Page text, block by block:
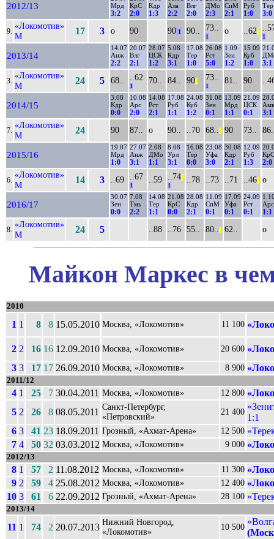
2012/13
Мрд
3:2
КрС
2:0
Кдр
1:3
Ала
2:2
Влг
2:0
ДМо
2:3
СпМ
2:1
Руб
1:0
Тер
3:0
9.
«Локомотив»
М
17 3 о 90 90 1 90.. 73..
1
о ..62
1
2013/14
14.07
Анж
2:2
20.07
Влг
2:1
28.07
ЦСК
1:2
5.08
Кдр
3:1
17.08
Тер
1:0
26.08
Рст
5:0
1.09
Зен
1:2
15.09
Куб
1:0 3:1
3.
«Локомотив»
М
24 5 68.. ..62
1
70.. 84.. 90 73..
1
81.. 90
2014/15
3.08
Кдр
0:0
10.08
Арс
2:0
14.08
Рст
2:1
17.08
Руб
1:1
24.08
Куб
1:2
31.08
Зен
0:1
13.09
Мрд
1:1
21.09
ЦСК
0:1
Амк
3:1
7.
«Локомотив»
М
24 90 87.. о 90.. ..70 68.. 90 73..
2015/16
19.07
Мрд
1:0
27.07
Анж
3:1
2.08
ДМо
1:1
8.08
Урл
3:1
16.08
Тер
0:0
23.08
Уфа
3:0
30.08
Кдр
2:1
12.09
Руб
1:3
КрС
2:0
6.
«Локомотив»
М
14 3 ..69 ..67
1
..59 ..74
1
..78 ..73 ..71 ..46 о
2016/17
30.07
Зен
0:0
7.08
Тмь
2:2
14.08
Тер
1:1
21.08
КрС
0:0
28.08
Кдр
2:1
11.09
СпМ
0:1
17.09
Уфа
0:1
24.09
Рст
0:1
Арс
1:1
8.
«Локомотив»
М
24 5 ..88 ..76 55.. 80.. 62.. о
Майкон Маркес в
2010
1 1 8 8 15.05.2010 Москва, «Локомотив» 11 100
2 2 16 16 12.09.2010 Москва, «Локомотив» 20 600
3 3 17 17 26.09.2010 Москва, «Локомотив» 8 900
2011/12
4 1 25 7 30.04.2011 Москва, «Локомотив» 12 800
5 2 26 8 08.05.2011 Санкт-Петербург,
«Петровский»
21 400
1:1
6 3 41 23 18.09.2011 Грозный, «Ахмат-Арена» 12 500
7 4 50 32 03.03.2012 Москва, «Локомотив» 9 000
2012/13
8 1 57 2 11.08.2012 Москва, «Локомотив» 11 300
9 2 59 4 25.08.2012 Москва, «Локомотив» 12 400
10 3 61 6 22.09.2012 Грозный, «Ахмат-Арена» 28 100
2013/14
11 1 74 2 20.07.2013 Нижний Новгород,
«Локомотив»
10 500